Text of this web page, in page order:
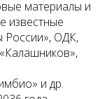
материалы и
известные
России», ОДК,
и др.